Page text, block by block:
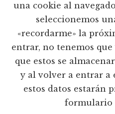
una cookie al
seleccionemos
«recordarme» la
entrar, no tenemos
que estos se
y al volver a entrar a
estos datos estarán
formulario